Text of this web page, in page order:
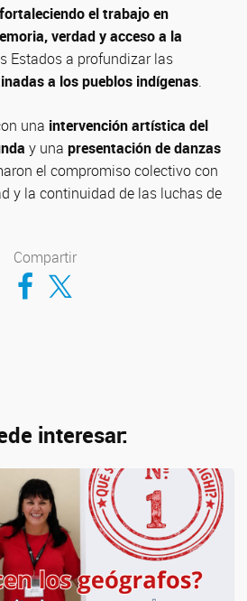
el trabajo en
verdad y acceso a la
Estados a profundizar las
a los pueblos indígenas.
una intervención artística del
y una presentación de danzas
el compromiso colectivo con
y la continuidad de las luchas de
Compartir
Compartir en Facebook
Compartir en Twitter
interesar: